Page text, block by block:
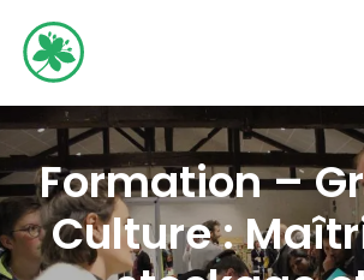
Formation –
Culture :